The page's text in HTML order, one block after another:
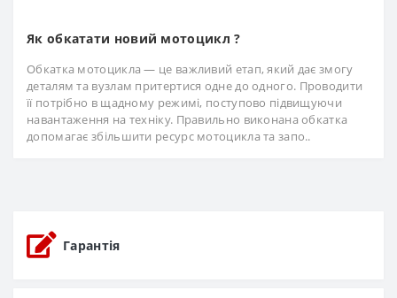
Як обкатати новий мотоцикл ?
Обкатка мотоцикла — це важливий етап, який дає змогу
деталям та вузлам притертися одне до одного. Проводити
її потрібно в щадному режимі, поступово підвищуючи
навантаження на техніку. Правильно виконана обкатка
допомагає збільшити ресурс мотоцикла та запо..
Гарантія